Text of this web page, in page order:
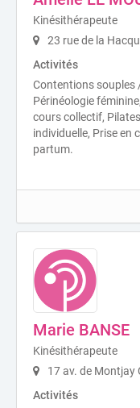
Kinésithérapeute
23 rue de la
Activités
Contentions souples
Périnéologie
cours collectif,
individuelle, Prise en
partum.
Marie BANSE
Kinésithérapeute
17 av. de Montjay
Activités